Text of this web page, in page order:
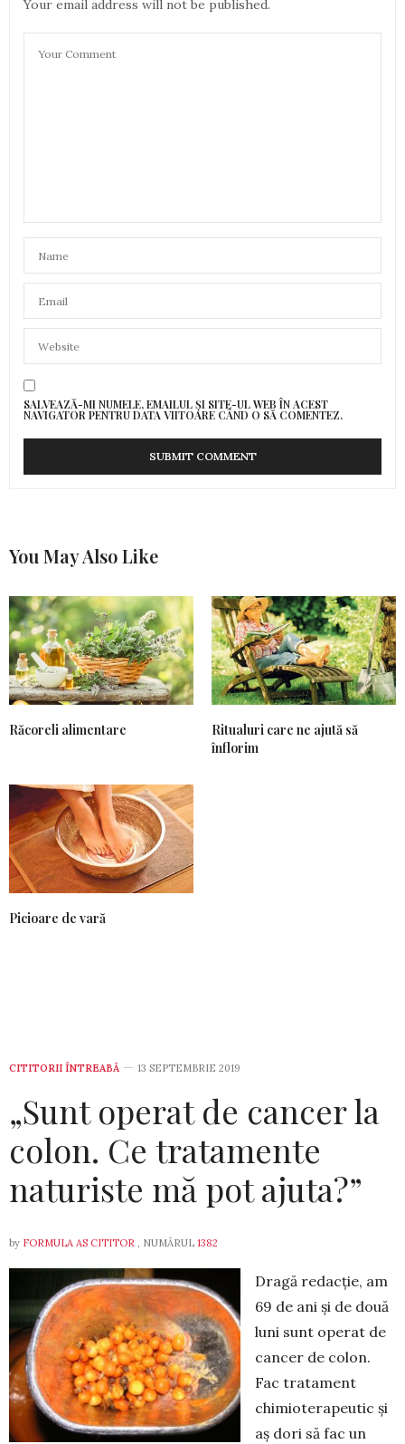
Your email address will not be published.
SALVEAZĂ-MI NUMELE, EMAILUL ȘI SITE-UL WEB ÎN ACEST
NAVIGATOR PENTRU DATA VIITOARE CÂND O SĂ COMENTEZ.
You May Also Like
Răcoreli alimentare
Ritualuri care ne ajută să
înflorim
Picioare de vară
CITITORII ÎNTREABĂ 13 SEPTEMBRIE 2019
„Sunt operat de cancer la
colon. Ce tratamente
naturiste mă pot ajuta?”
by FORMULA AS CITITOR , NUMĂRUL 1382
Dragă redacție, am
69 de ani și de două
luni sunt operat de
cancer de colon.
Fac tratament
chimioterapeutic și
aș dori să fac un